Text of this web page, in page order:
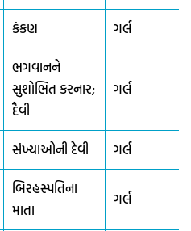
કંકણ ગર્લ
ભગવાનને
સુશોભિત કરનાર;
દૈવી
ગર્લ
સંખ્યાઓની દેવી ગર્લ
બિરહસ્પતિના
માતા
ગર્લ